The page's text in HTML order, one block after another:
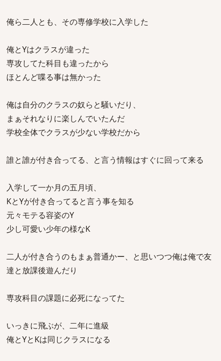
俺ら二人とも、その専修学校に入学した
俺とYはクラスが違った
専攻してた科目も違ったから
ほとんど喋る事は無かった
俺は自分のクラスの奴らと騒いだり、
まぁそれなりに楽しんでいたんだ
学校全体でクラスが少ない学校だから
誰と誰が付き合ってる、と言う情報はすぐに回って来る
入学して一か月の五月頃、
KとYが付き合ってると言う事を知る
元々モテる容姿のY
少し可愛い少年の様なK
二人が付き合うのもまぁ普通かー、と思いつつ俺は俺で友
達と放課後遊んだり
専攻科目の課題に必死になってた
いっきに飛ぶが、二年に進級
俺とYとKは同じクラスになる